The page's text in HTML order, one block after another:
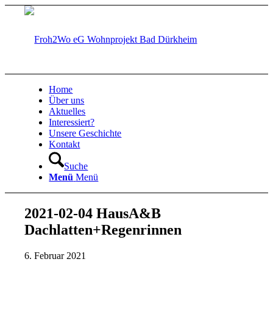
Home
Über uns
Aktuelles
Interessiert?
Unsere Geschichte
Kontakt
Suche
Menü Menü
2021-02-04 HausA&B
Dachlatten+Regenrinnen
6. Februar 2021